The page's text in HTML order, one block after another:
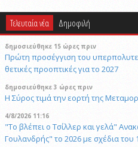
Τελευταία νέα Δημοφιλή
δημοσιεύθηκε 15 ώρες πριν
Πρώτη προσέγγιση του
θετικές προοπτικές για το 2027
δημοσιεύθηκε 3 ώρες πριν
Η Σύρος τιμά την εορτή της
4/8/2026 11:16
"Το βλέπει ο Τσίλλερ και γελά"
Γουλανδρής" το 2026 με σχέδια του